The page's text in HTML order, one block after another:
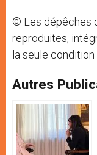
© Les dépêches
reproduites,
la seule
Autres